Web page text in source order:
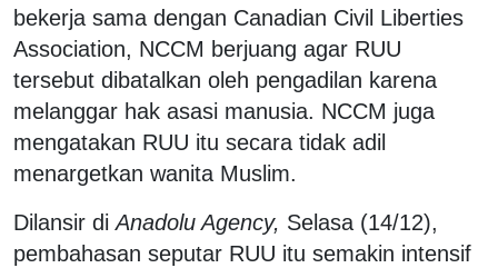
bekerja sama dengan Canadian Civil Liberties
Association, NCCM berjuang agar RUU
tersebut dibatalkan oleh pengadilan karena
melanggar hak asasi manusia. NCCM juga
mengatakan RUU itu secara tidak adil
menargetkan wanita Muslim.
Dilansir diAnadolu Agency, Selasa (14/12),
pembahasan seputar RUU itu semakin intensif